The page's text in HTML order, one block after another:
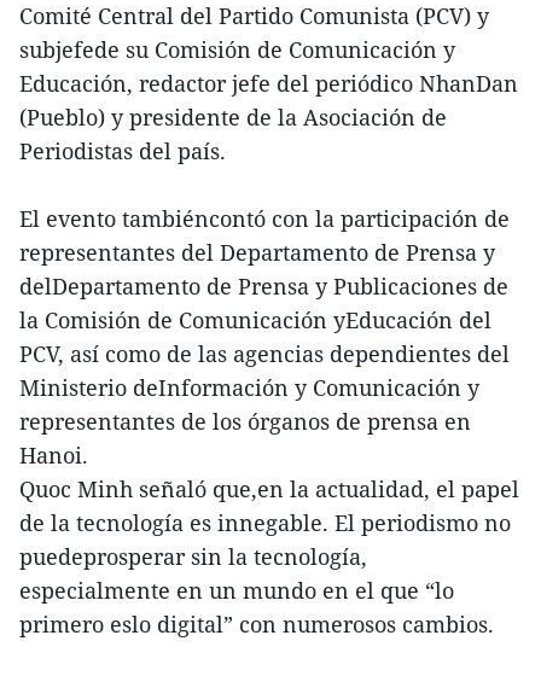
Comité Central del Partido Comunista (PCV) y
subjefede su Comisión de Comunicación y
Educación, redactor jefe del periódico NhanDan
(Pueblo) y presidente de la Asociación de
Periodistas del país.
El evento tambiéncontó con la participación de
representantes del Departamento de Prensa y
delDepartamento de Prensa y Publicaciones de
la Comisión de Comunicación yEducación del
PCV, así como de las agencias dependientes del
Ministerio deInformación y Comunicación y
representantes de los órganos de prensa en
Hanoi.
Quoc Minh señaló que,en la actualidad, el papel
de la tecnología es innegable. El periodismo no
puedeprosperar sin la tecnología,
especialmente en un mundo en el que “lo
primero eslo digital” con numerosos cambios.